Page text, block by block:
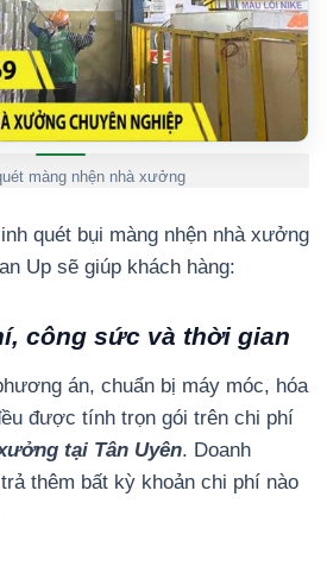
màng nhện nhà xưởng
quét bụi màng nhện nhà xưởng
Up sẽ giúp khách hàng:
công sức và thời gian
án, chuẩn bị máy móc, hóa
được tính trọn gói trên chi phí
tại Tân Uyên. Doanh
thêm bất kỳ khoản chi phí nào